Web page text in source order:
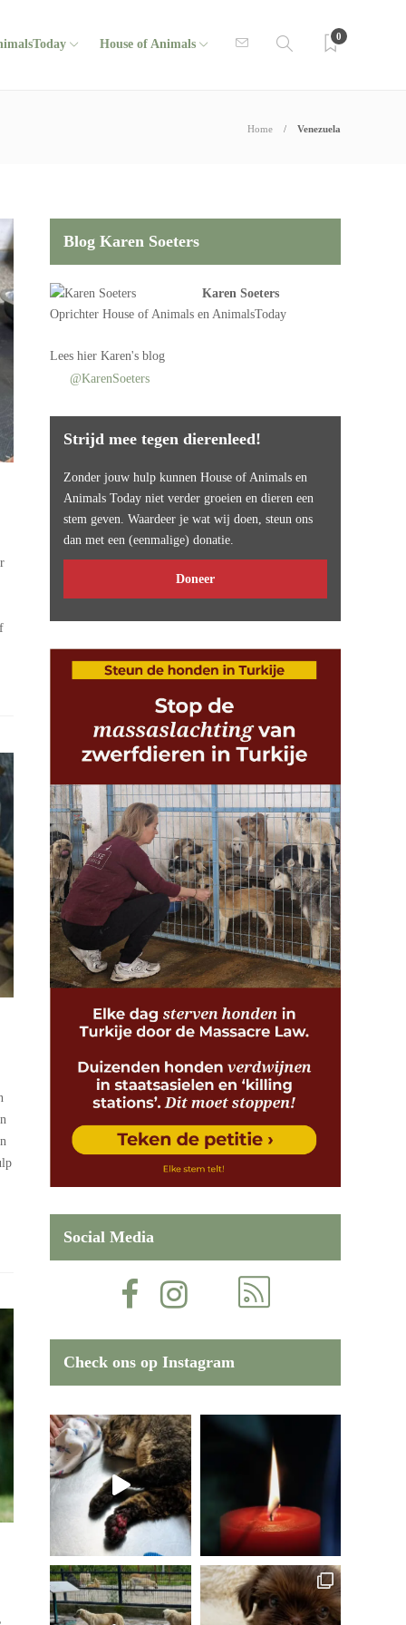
House of Animals
0
Home Venezuela
Blog Karen Soeters
Karen Soeters
OprichterHouse of Animals en AnimalsToday
Leeshier Karen's blog
@KarenSoeters
Strijd mee tegen dierenleed!
Zonder jouw hulp kunnen House of Animals en
Animals Today niet verder groeien en dieren een
stem geven. Waardeer je wat wij doen, steun ons
dan met een (eenmalige) donatie.
Doneer
Social Media
Check ons op Instagram